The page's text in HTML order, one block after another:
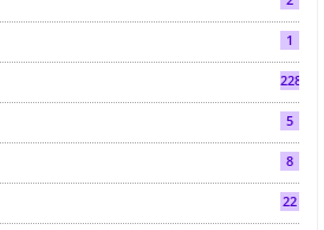
1
2286
5
8
22